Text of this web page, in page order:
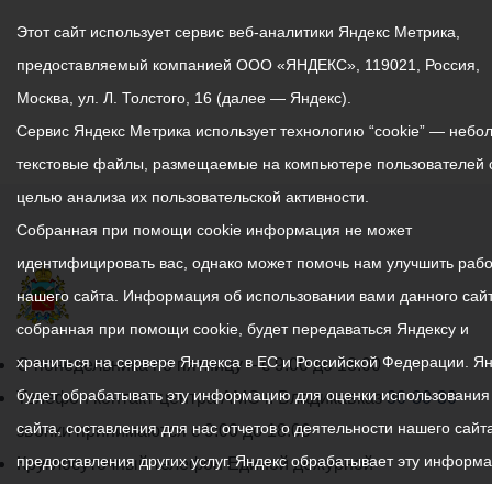
График
работы
администрации
местного
С понедельника по пятницу – с 9.00 до 18.00
Телефон контакт-центра АМС г. Владикавказ30-30-30
звонки принимаются с 9:00 до 18:00
Круглосуточный телефон Единой дежурной
Этот сайт использует сервис веб-аналитики Яндекс Метрика,
предоставляемый компанией ООО «ЯНДЕКС», 119021, Россия,
Москва, ул. Л. Толстого, 16 (далее — Яндекс).
Сервис Яндекс Метрика использует технологию “cookie” —
текстовые файлы, размещаемые на компьютере пользователей
целью анализа их пользовательской активности.
Собранная при помощи cookie информация не может
идентифицировать вас, однако может помочь нам улучшить
нашего сайта. Информация об использовании вами данного
собранная при помощи cookie, будет передаваться Яндексу и
храниться на сервере Яндекса в ЕС и Российской Федерации.
будет обрабатывать эту информацию для оценки
сайта, составления для нас отчетов о деятельности нашего
предоставления других услуг. Яндекс обрабатывает эту